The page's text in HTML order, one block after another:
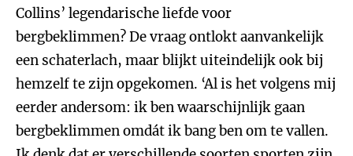
Collins’ legendarische liefde voor
bergbeklimmen? De vraag ontlokt aanvankelijk
een schaterlach, maar blijkt uiteindelijk ook bij
hemzelf te zijn opgekomen. ‘Al is het volgens mij
eerder andersom: ik ben waarschijnlijk gaan
bergbeklimmen omdát ik bang ben om te vallen.